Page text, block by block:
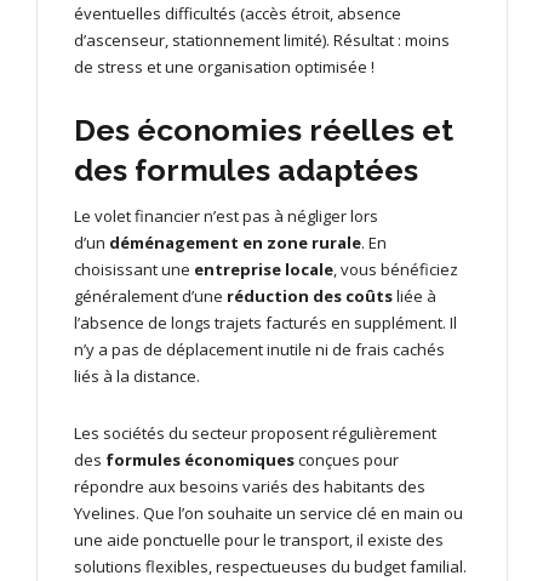
éventuelles difficultés (accès étroit, absence
d’ascenseur, stationnement limité). Résultat : moins
de stress et une organisation optimisée !
Des économies réelles et
des formules adaptées
Le volet financier n’est pas à négliger lors
d’un déménagement en zone rurale. En
choisissant une entreprise locale, vous bénéficiez
généralement d’une réduction des coûtsliée à
l’absence de longs trajets facturés en supplément. Il
n’y a pas de déplacement inutile ni de frais cachés
liés à la distance.
Les sociétés du secteur proposent régulièrement
des formules économiquesconçues pour
répondre aux besoins variés des habitants des
Yvelines. Que l’on souhaite un service clé en main ou
une aide ponctuelle pour le transport, il existe des
solutions flexibles, respectueuses du budget familial.